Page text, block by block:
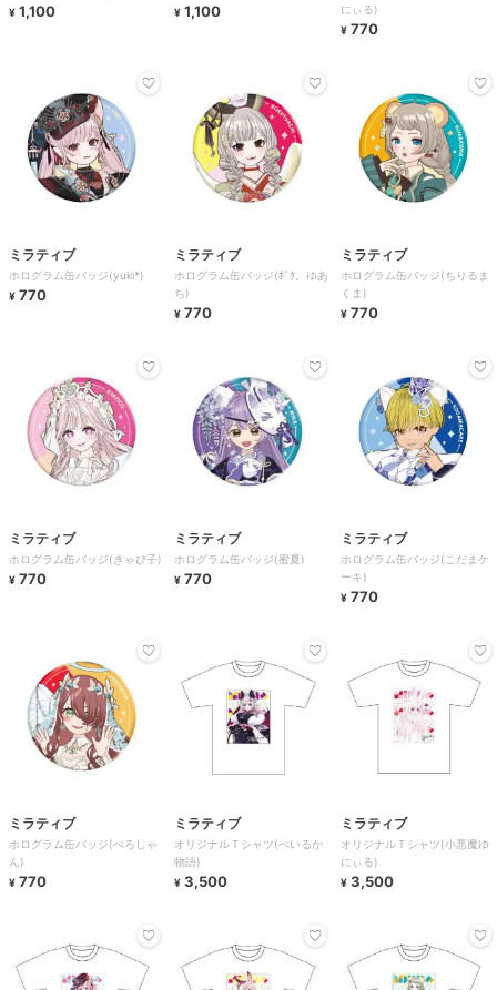
¥ 1,100
¥ 1,100
にぃる)
¥ 770
ミラティブ
ホログラム缶バッジ(yuki*)
¥ 770
ミラティブ
ホログラム缶バッジ(ﾎﾞｸ。ゆあ
ち)
¥ 770
ミラティブ
ホログラム缶バッジ(ちりるま
くま)
¥ 770
ミラティブ
ホログラム缶バッジ(きゃぴ子)
¥ 770
ミラティブ
ホログラム缶バッジ(蜜夏)
¥ 770
ミラティブ
ホログラム缶バッジ(こだまケ
ーキ)
¥ 770
ミラティブ
ホログラム缶バッジ(ぺろしゃ
ん)
¥ 770
ミラティブ
オリジナルＴシャツ(ぺいるか
物語)
¥ 3,500
ミラティブ
オリジナルＴシャツ(小悪魔ゆ
にぃる)
¥ 3,500